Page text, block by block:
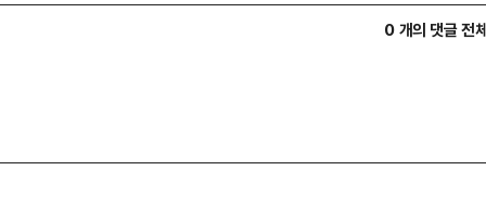
0 개의 댓글 전